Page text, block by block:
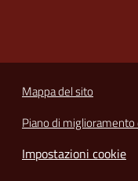
Mappa del sito
Piano di miglioramento
Impostazioni cookie